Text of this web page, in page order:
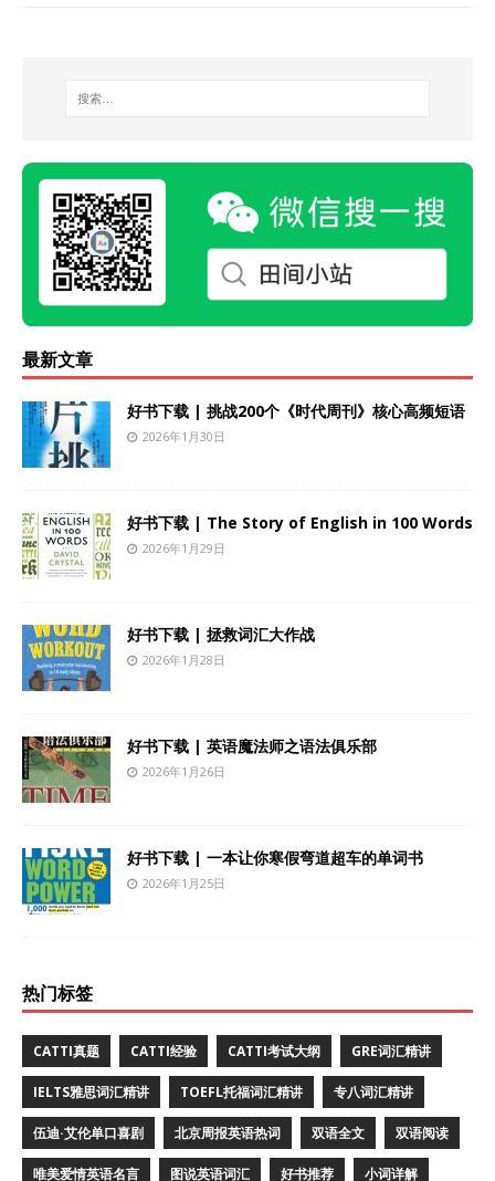
最新文章
好书下载 | 挑战200个《时代周刊》核心高频短语
2026年1月30日
好书下载 | The Story of English in 100 Words
2026年1月29日
好书下载 | 拯救词汇大作战
2026年1月28日
好书下载 | 英语魔法师之语法俱乐部
2026年1月26日
好书下载 | 一本让你寒假弯道超车的单词书
2026年1月25日
热门标签
CATTI真题 CATTI经验 CATTI考试大纲 GRE词汇精讲
IELTS雅思词汇精讲 TOEFL托福词汇精讲 专八词汇精讲
伍迪·艾伦单口喜剧 北京周报英语热词 双语全文 双语阅读
唯美爱情英语名言 图说英语词汇 好书推荐 小词详解